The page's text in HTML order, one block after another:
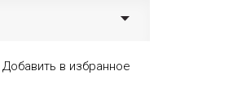
Добавить в избранное